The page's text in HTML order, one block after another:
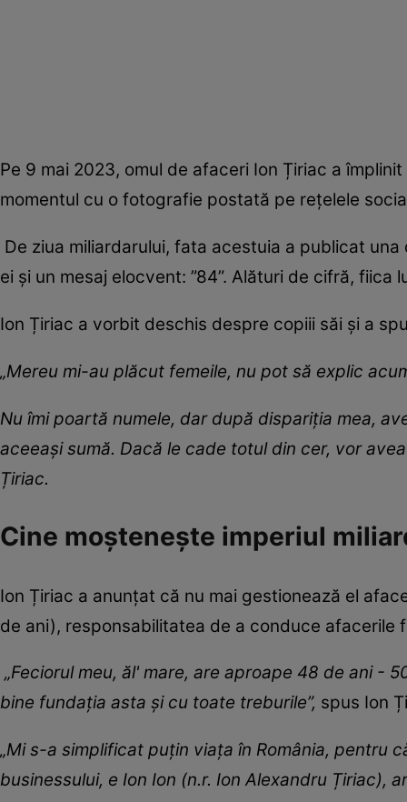
Pe 9 mai 2023, omul de afaceri Ion Țiriac a
momentul cu o fotografie postată pe rețelele
De ziua miliardarului, fata acestuia a publicat
ei și un mesaj elocvent: ”84”. Alături de cifră,
Ion Țiriac a vorbit deschis despre copiii săi și a
„Mereu mi-au plăcut femeile, nu pot să explic
Nu îmi poartă numele, dar după dispariția mea,
aceeași sumă. Dacă le cade totul din cer, vor
Țiriac.
Cine moștenește imperiul
Ion Țiriac a anunțat că nu mai gestionează el
de ani), responsabilitatea de a conduce afacerile
„Feciorul meu, ăl' mare, are aproape 48 de ani -
bine fundația asta și cu toate treburile”, spus Ion
„Mi s-a simplificat puțin viața în România, pentru
businessului, e Ion Ion (n.r. Ion Alexandru Țiriac),